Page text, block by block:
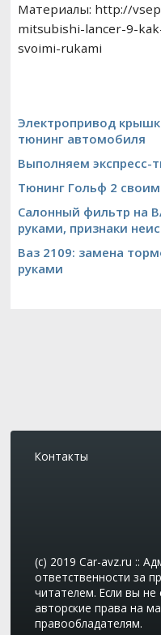
Материалы: http://
mitsubishi-lancer-9-
svoimi-rukami
Электропривод
тюнинг автомобиля
Выполняем экспресс-
Тюнинг Гольф 2
Салонный фильтр на
руками, признаки
Ваз 2109: замена
руками
Контакты
(c) 2019 Car-avz.ru ::
ответственности за
читателем. Если вы не
авторские права на
правообладателям.